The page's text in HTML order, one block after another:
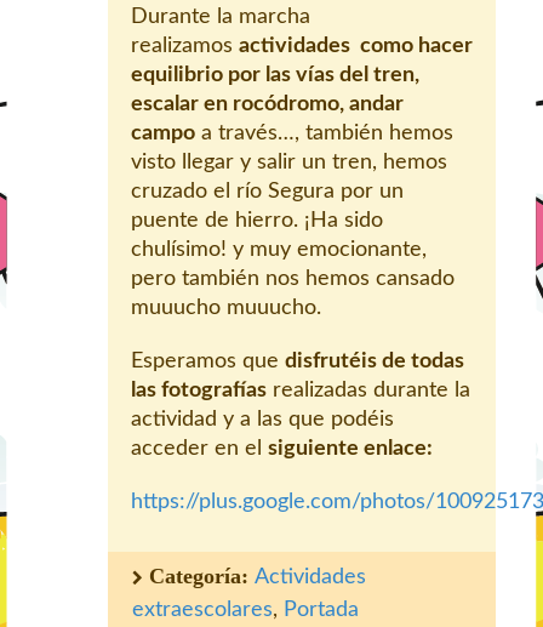
Durante la marcha
realizamos actividades como hacer
equilibrio por las vías del tren,
escalar en rocódromo, andar
campo a través…, también hemos
visto llegar y salir un tren, hemos
cruzado el río Segura por un
puente de hierro. ¡Ha sido
chulísimo! y muy emocionante,
pero también nos hemos cansado
muuucho muuucho.
Esperamos que disfrutéis de todas
las fotografías realizadas durante la
actividad y a las que podéis
acceder en el siguiente enlace:
https://plus.google.com/photos/
Categoría: Actividades
extraescolares, Portada